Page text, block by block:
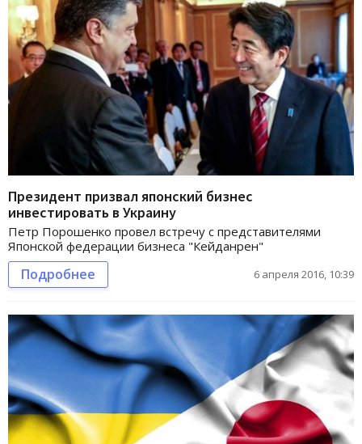
Президент призвал японский бизнес
инвестировать в Украину
Петр Порошенко провел встречу с представителями
Японской федерации бизнеса "Кейданрен"
Подробнее 6 апреля 2016, 10:39